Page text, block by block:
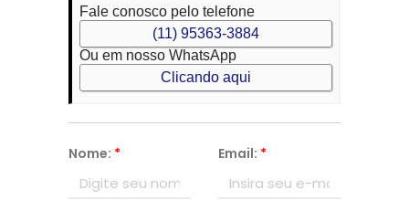
Fale conosco pelo telefone
(11) 95363-3884
Ou em nosso WhatsApp
Clicando aqui
Nome: * Email: *